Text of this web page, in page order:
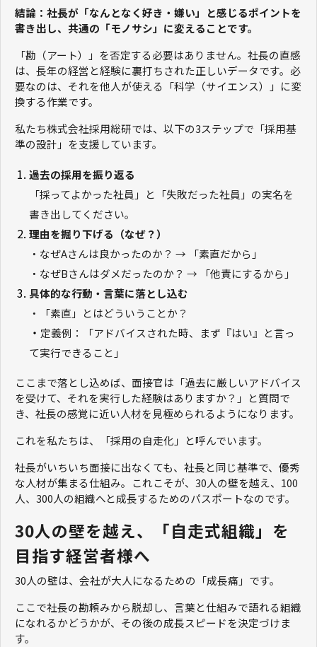
結論：社長が「なんとなく好き・嫌い」と感じるポイントを
書き出し、共通の「モノサシ」に変えることです。
「勘（アート）」を否定する必要はありません。社長の直感
は、長年の経営と経験に裏打ちされた正しいデータです。必
要なのは、それを他人が使える「科学（サイエンス）」に変
換する作業です。
私たち株式会社採用総研では、以下の3ステップで「採用基
準の設計」を支援しています。
過去の採用を振り返る
「採ってよかった社員」と「失敗だった社員」の実名を
書き出してください。
理由を掘り下げる（なぜ？）
・なぜAさんは良かったのか？ → 「素直だから」
・なぜBさんはダメだったのか？ → 「他責にするから」
具体的な行動・言葉に落とし込む
・「素直」とはどういうことか？
・ 定義例：「アドバイスされた時、まず『はい』と言っ
て実行できること」
ここまで落とし込めば、面接官は「過去に厳しいアドバイス
を受けて、それを実行した経験はありますか？」と質問で
き、社長の感覚に近い人材を見極められるようになります。
これを私たちは、「採用の自走化」と呼んでいます。
社長がいちいち面接に出なくても、社長と同じ基準で、優秀
な人材が集まる仕組み。これこそが、30人の壁を越え、100
人、300人の組織へと成長するためのパスポートなのです。
30人の壁を越え、「自走式組織」を
目指す経営者様へ
30人の壁は、会社が大人になるための「成長痛」です。
ここで社長の勘頼みから脱却し、言葉と仕組みで語れる組織
になれるかどうかが、その後の成長スピードを決定づけま
す。